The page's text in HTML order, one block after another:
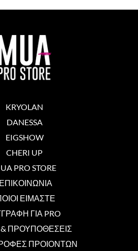
KRYOLAN
DANESSA
EIGSHOW
CHERI UP
PRO STORE
ΕΠΙΚΟΙΝΩΝΙΑ
ΕΙΜΑΣΤΕ
ΓΙΑ PRO
& ΠΡΟΥΠΟΘΕΣΕΙΣ
ΠΡΟΙΟΝΤΩΝ